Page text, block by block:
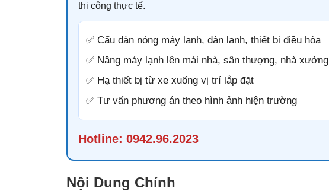
thi công thực tế.
✅ Cẩu dàn nóng máy lạnh, dàn lạnh, thiết bị điều hòa
✅ Nâng máy lạnh lên mái nhà, sân thượng, nhà xưởng
✅ Hạ thiết bị từ xe xuống vị trí lắp đặt
✅ Tư vấn phương án theo hình ảnh hiện trường
Hotline: 0942.96.2023
Nội Dung Chính